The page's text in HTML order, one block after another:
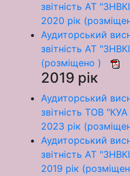
звітність АТ
2020 рік
Аудиторський
звітність АТ
(розміщено )
2019 рік
Аудиторський
звітність ТОВ
2023 рік
Аудиторський
звітність АТ
2019 рік